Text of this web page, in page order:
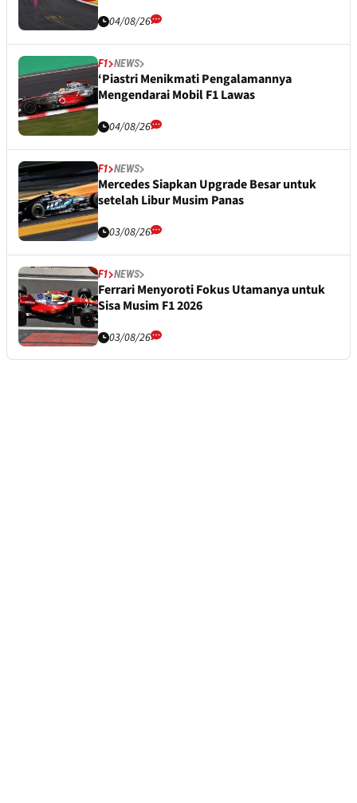
04/08/26
F1 NEWS
‘Piastri Menikmati Pengalamannya
Mengendarai Mobil F1 Lawas
04/08/26
F1 NEWS
Mercedes Siapkan Upgrade Besar untuk
setelah Libur Musim Panas
03/08/26
F1 NEWS
Ferrari Menyoroti Fokus Utamanya untuk
Sisa Musim F1 2026
03/08/26